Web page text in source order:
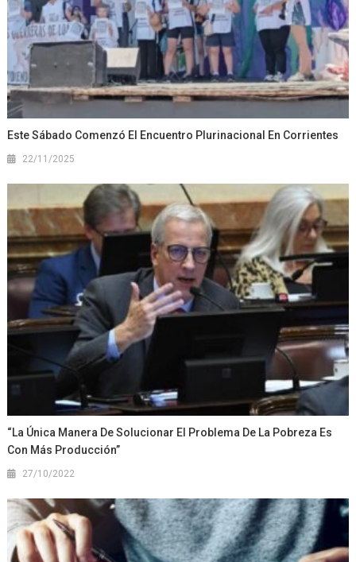
Este Sábado Comenzó El Encuentro Plurinacional En Corrientes
22/11/2025
“La Única Manera De Solucionar El Problema De La Pobreza Es
Con Más Producción”
27/10/2022